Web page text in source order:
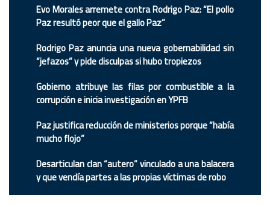
Evo Morales arremete contra Rodrigo Paz: “El pollo
Paz resultó peor que el gallo Paz”
Rodrigo Paz anuncia una nueva gobernabilidad sin
“jefazos” y pide disculpas si hubo tropiezos
Gobierno atribuye las filas por combustible a la
corrupción e inicia investigación en YPFB
Paz justifica reducción de ministerios porque “había
mucho flojo”
Desarticulan clan “autero” vinculado a una balacera
y que vendía partes a las propias víctimas de robo